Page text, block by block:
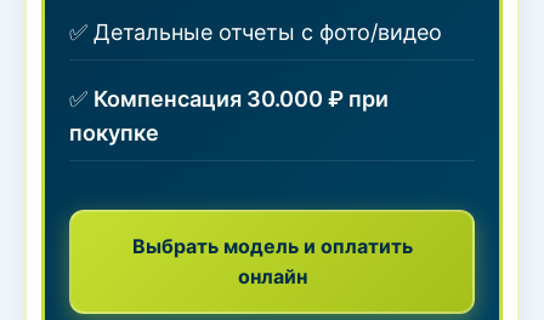
✅ Детальные отчеты с фото/видео
✅ Компенсация 30.000 ₽ при
покупке
Выбрать модель и оплатить
онлайн